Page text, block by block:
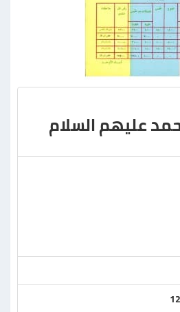
عليهم السلام